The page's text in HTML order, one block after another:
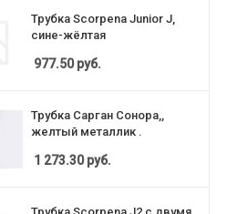
Трубка Scorpena Junior J,
сине-жёлтая
977.50руб.
Трубка Сарган Сонора,,
желтый металлик .
1 273.30руб.
Трубка Scorpena J2 с двумя